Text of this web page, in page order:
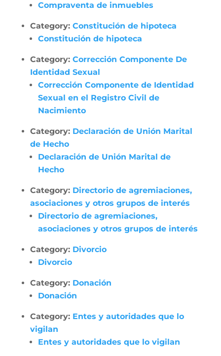
Compraventa de inmuebles
Category: Constitución de hipoteca
Constitución de hipoteca
Category: Corrección Componente De
Identidad Sexual
Corrección Componente de Identidad
Sexual en el Registro Civil de
Nacimiento
Category: Declaración de Unión Marital
de Hecho
Declaración de Unión Marital de
Hecho
Category: Directorio de agremiaciones,
asociaciones y otros grupos de interés
Directorio de agremiaciones,
asociaciones y otros grupos de interés
Category: Divorcio
Divorcio
Category: Donación
Donación
Category: Entes y autoridades que lo
vigilan
Entes y autoridades que lo vigilan